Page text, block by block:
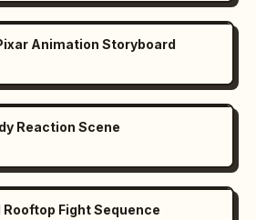
Animation Storyboard
Reaction Scene
Fight Sequence